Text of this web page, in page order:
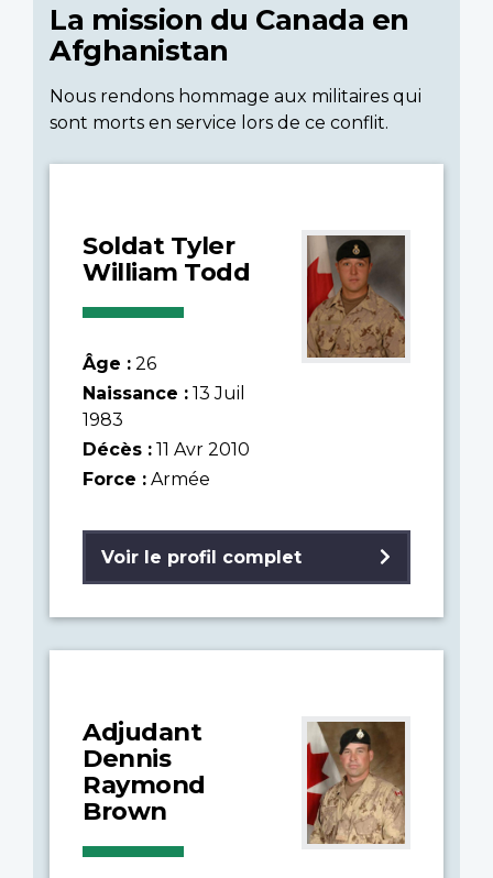
La mission du Canada en
Afghanistan
Nous rendons hommage aux militaires qui
sont morts en service lors de ce conflit.
Soldat Tyler
William Todd
Âge : 26
Naissance : 13 Juil
1983
Décès : 11 Avr 2010
Force : Armée
Voir le profil complet
Adjudant
Dennis
Raymond
Brown